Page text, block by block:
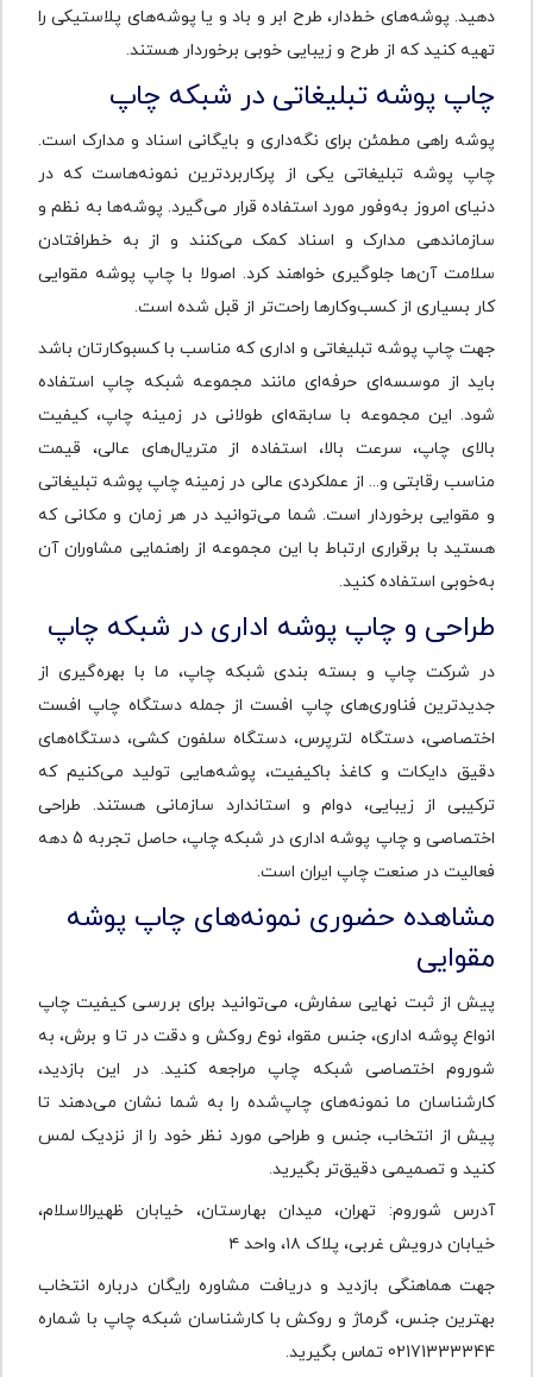
دهید. پوشه‌های خط‌دار، طرح ابر و باد و یا پوشه‌های پلاستیکی را
تهیه کنید که از طرح و زیبایی خوبی برخوردار هستند.
چاپ پوشه تبلیغاتی در شبکه چاپ
پوشه راهی مطمئن برای نگه‌داری و بایگانی اسناد و مدارک است.
چاپ پوشه تبلیغاتی یکی از پرکاربردترین نمونه‌هاست که در
دنیای امروز به‌وفور مورد استفاده قرار می‌گیرد. پوشه‌ها به نظم و
سازماندهی مدارک و اسناد کمک می‌کنند و از به خطرافتادن
سلامت آن‌ها جلوگیری خواهند کرد. اصولا با چاپ پوشه مقوایی
کار بسیاری از کسب‌وکارها راحت‌تر از قبل شده است.
جهت چاپ پوشه تبلیغاتی و اداری که مناسب با کسبوکارتان باشد
باید از موسسه‌ای حرفه‌ای مانند مجموعه شبکه چاپ استفاده
شود. این مجموعه با سابقه‌ای طولانی در زمینه چاپ، کیفیت
بالای چاپ، سرعت بالا، استفاده از متریال‌های عالی، قیمت
مناسب رقابتی و... از عملکردی عالی در زمینه چاپ پوشه تبلیغاتی
و مقوایی برخوردار است. شما می‌توانید در هر زمان و مکانی که
هستید با برقراری ارتباط با این مجموعه از راهنمایی مشاوران آن
به‌خوبی استفاده کنید.
طراحی و چاپ پوشه اداری در شبکه چاپ
در شرکت چاپ و بسته بندی شبکه چاپ، ما با بهره‌گیری از
جدیدترین فناوری‌های چاپ افست از جمله دستگاه چاپ افست
اختصاصی، دستگاه لترپرس، دستگاه سلفون کشی، دستگاه‌های
دقیق دایکات و کاغذ باکیفیت، پوشه‌هایی تولید می‌کنیم که
ترکیبی از زیبایی، دوام و استاندارد سازمانی هستند. طراحی
اختصاصی و چاپ پوشه اداری در شبکه چاپ، حاصل تجربه 5 دهه
فعالیت در صنعت چاپ ایران است.
مشاهده حضوری نمونه‌های چاپ پوشه
مقوایی
پیش از ثبت نهایی سفارش، می‌توانید برای بررسی کیفیت چاپ
انواع پوشه اداری، جنس مقوا، نوع روکش و دقت در تا و برش، به
شوروم اختصاصی شبکه چاپ مراجعه کنید. در این بازدید،
کارشناسان ما نمونه‌های چاپ‌شده را به شما نشان می‌دهند تا
پیش از انتخاب، جنس و طراحی مورد نظر خود را از نزدیک لمس
کنید و تصمیمی دقیق‌تر بگیرید.
آدرس شوروم: تهران، میدان بهارستان، خیابان ظهیرالاسلام،
خیابان درویش غربی، پلاک ۱۸، واحد ۴
جهت هماهنگی بازدید و دریافت مشاوره رایگان درباره انتخاب
بهترین جنس، گرماژ و روکش با کارشناسان شبکه چاپ با شماره
02171333344 تماس بگیرید.